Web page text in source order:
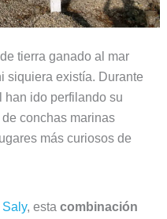
tierra ganado al mar
siquiera existía. Durante
han ido perfilando su
conchas marinas
más curiosos de
Saly, esta combinación